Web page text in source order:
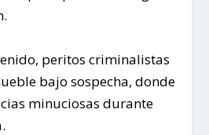
peritos criminalistas
bajo sospecha, donde
minuciosas durante